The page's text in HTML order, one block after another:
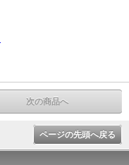
次の商品へ
ページの先頭へ戻る